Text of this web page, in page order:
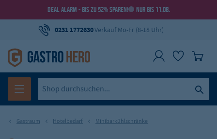
DEAL ALARM - BIS ZU 52% SPAREN! NUR BIS 11.08.
0231 1772630Verkauf Mo-Fr (8-18 Uhr)
Gastraum Hotelbedarf Minibarkühlschränke